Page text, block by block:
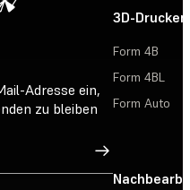
Adresse ein,
zu bleiben
Registrieren
3D-Drucker
Form 4B
Form 4BL
Form Auto